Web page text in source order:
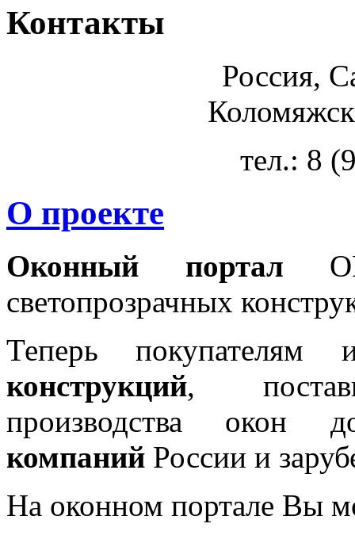
Контакты
Россия,
тел.: 8
О проекте
Оконный портал
светопрозрачных
Теперь покупателям
конструкций,
производства окон
компаний России и
На оконном портале Вы